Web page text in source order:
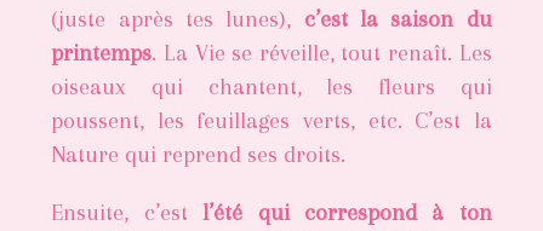
(juste après tes lunes), c’est la saison du
printemps. La Vie se réveille, tout renaît. Les
oiseaux qui chantent, les fleurs qui
poussent, les feuillages verts, etc. C’est la
Nature qui reprend ses droits.
Ensuite, c’estl’été qui correspond à ton